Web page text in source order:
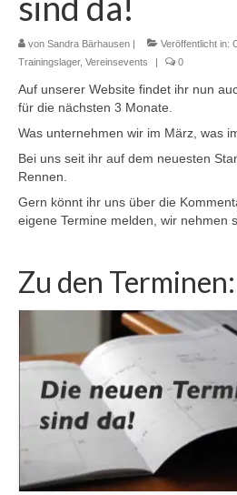
Downloads
von Sandra Bärhausen Veröffentlicht in:
Trainingslager, Vereinsevents 0
Auf unserer Website findet ihr nun
für die nächsten 3 Monate.
Was unternehmen wir im März, was
Bei uns seit ihr auf dem neuesten
Rennen.
Gern könnt ihr uns über die
eigene Termine melden, wir nehmen
Zu den Terminen: